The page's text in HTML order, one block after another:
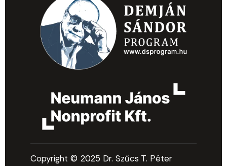
Copyright © 2025 Dr. Szűcs T. Péter